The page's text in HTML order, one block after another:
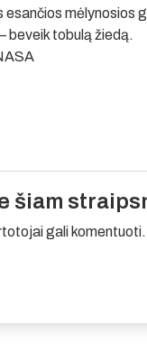
esančios
beveik tobulą žiedą.
šiam
gali komentuoti.